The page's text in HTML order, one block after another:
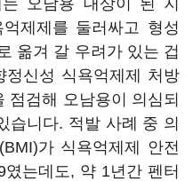
오남용 대상이 된 지
제제를 둘러싸고 형성
옮겨 갈 우려가 있는 겁
신성 식욕억제제 처방
점검해 오남용이 의심되
습니다. 적발 사례 중 의
가 식욕억제제 안전
는데도, 약 1년간 펜터